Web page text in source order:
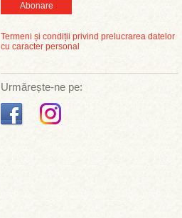
Abonare
Termeni și condiții privind prelucrarea datelor
cu caracter personal
Urmărește-ne pe: